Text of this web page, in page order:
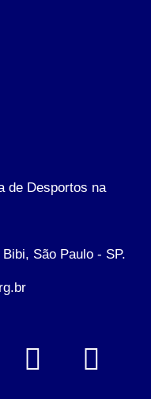
de Desportos na
São Paulo - SP.